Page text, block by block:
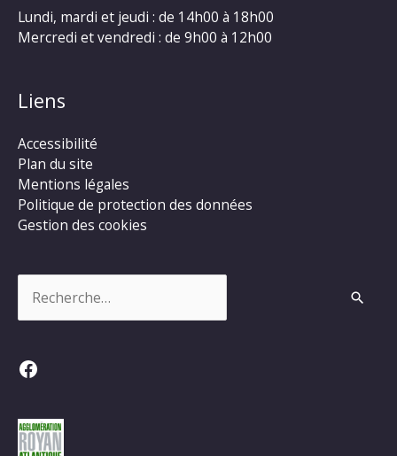
Lundi, mardi et jeudi : de 14h00 à 18h00
Mercredi et vendredi : de 9h00 à 12h00
Liens
Accessibilité
Plan du site
Mentions légales
Politique de protection des données
Gestion des cookies
Facebook